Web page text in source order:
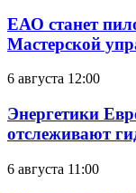
ЕАО станет
Мастерской
6 августа 12:00
Энергетики
отслеживают
6 августа 11:00